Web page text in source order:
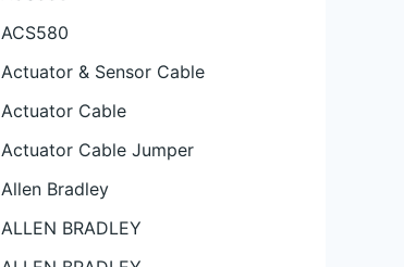
ACS580
Actuator & Sensor Cable
Actuator Cable
Actuator Cable Jumper
Allen Bradley
ALLEN BRADLEY